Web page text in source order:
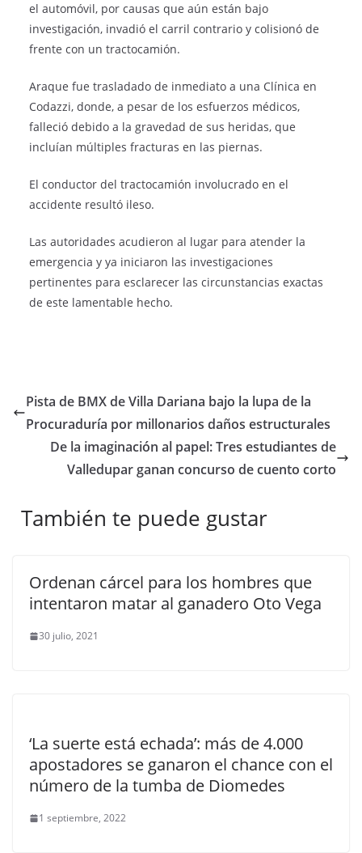
el automóvil, por causas que aún están bajo
investigación, invadió el carril contrario y colisionó de
frente con un tractocamión.
Araque fue trasladado de inmediato a una Clínica en
Codazzi, donde, a pesar de los esfuerzos médicos,
falleció debido a la gravedad de sus heridas, que
incluían múltiples fracturas en las piernas.
El conductor del tractocamión involucrado en el
accidente resultó ileso.
Las autoridades acudieron al lugar para atender la
emergencia y ya iniciaron las investigaciones
pertinentes para esclarecer las circunstancias exactas
de este lamentable hecho.
Pista de BMX de Villa Dariana bajo la lupa de la
Procuraduría por millonarios daños estructurales
De la imaginación al papel: Tres estudiantes de
Valledupar ganan concurso de cuento corto
También te puede gustar
Ordenan cárcel para los hombres que
intentaron matar al ganadero Oto Vega
30 julio, 2021
‘La suerte está echada’: más de 4.000
apostadores se ganaron el chance con el
número de la tumba de Diomedes
1 septiembre, 2022